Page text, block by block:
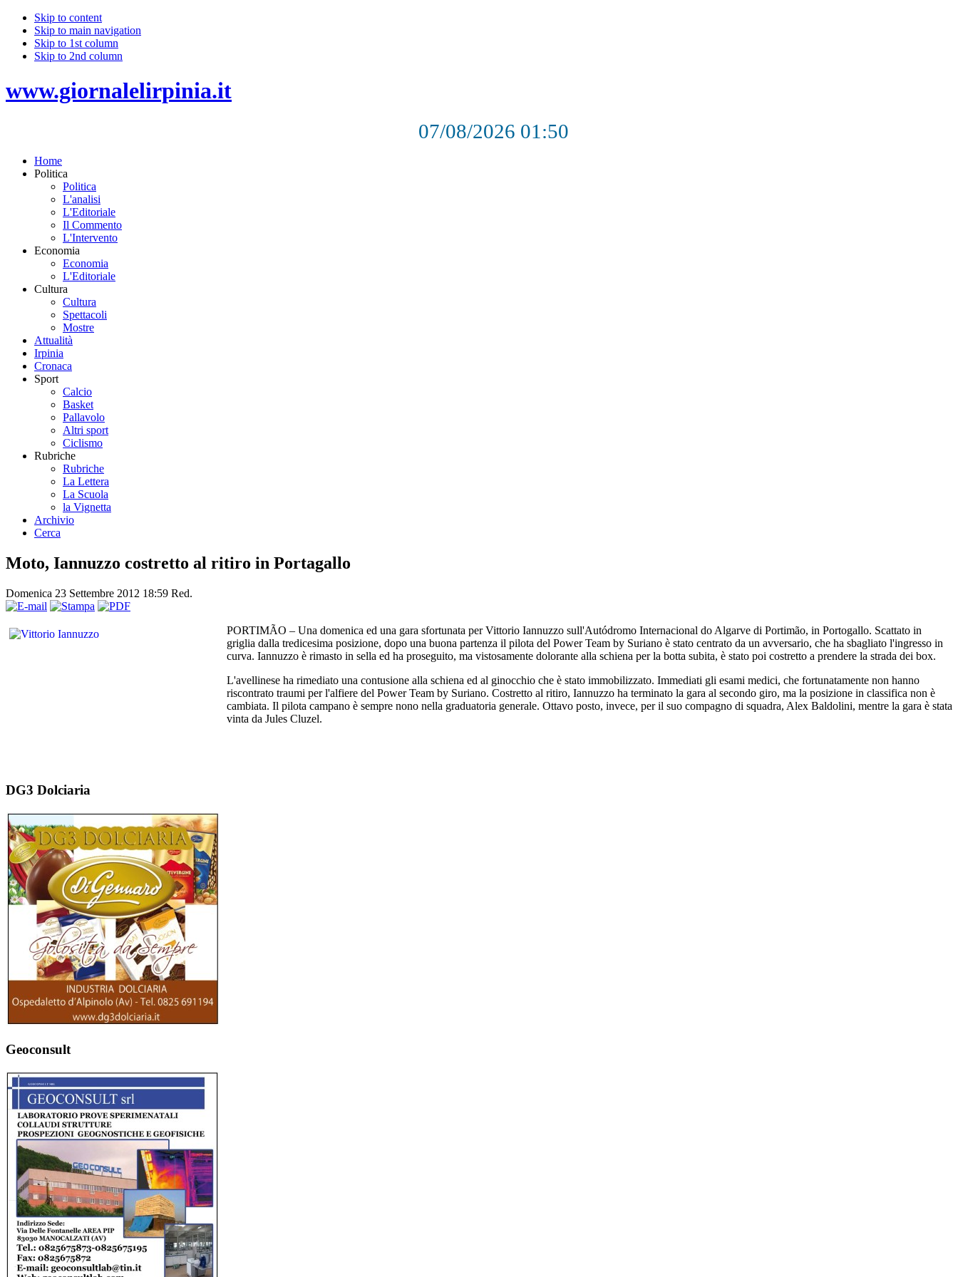
Skip to content
Skip to main navigation
Skip to 1st column
Skip to 2nd column
www.giornalelirpinia.it
07/08/2026 01:50
Home
Politica
Politica
L'analisi
L'Editoriale
Il Commento
L'Intervento
Economia
Economia
L'Editoriale
Cultura
Cultura
Spettacoli
Mostre
Attualità
Irpinia
Cronaca
Sport
Calcio
Basket
Pallavolo
Altri sport
Ciclismo
Rubriche
Rubriche
La Lettera
La Scuola
la Vignetta
Archivio
Cerca
Moto, Iannuzzo costretto al ritiro in Portagallo
Domenica 23 Settembre 2012 18:59 Red.
PORTIMÃO – Una domenica ed una gara sfortunata per Vittorio Iannuzzo sull'Autódromo Internacional do Algarve di Portimão, in Portogallo. Scattato in
griglia dalla tredicesima posizione, dopo una buona partenza il pilota del Power Team by Suriano è stato centrato da un avversario, che ha sbagliato l'ingresso in
curva. Iannuzzo è rimasto in sella ed ha proseguito, ma vistosamente dolorante alla schiena per la botta subita, è stato poi costretto a prendere la strada dei box.
L'avellinese ha rimediato una contusione alla schiena ed al ginocchio che è stato immobilizzato. Immediati gli esami medici, che fortunatamente non hanno
riscontrato traumi per l'alfiere del Power Team by Suriano. Costretto al ritiro, Iannuzzo ha terminato la gara al secondo giro, ma la posizione in classifica non è
cambiata. Il pilota campano è sempre nono nella graduatoria generale. Ottavo posto, invece, per il suo compagno di squadra, Alex Baldolini, mentre la gara è stata
vinta da Jules Cluzel.
DG3 Dolciaria
Geoconsult